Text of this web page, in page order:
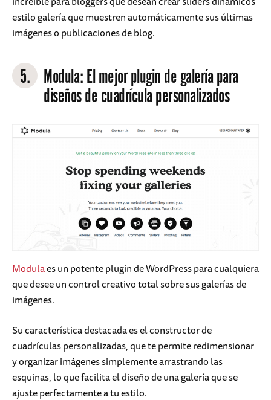
estilo galería que muestren automáticamente sus últimas
imágenes o publicaciones de blog.
5. Modula: El mejor plugin de galería para
diseños de cuadrícula personalizados
Modulaes un potente plugin de WordPress para cualquiera
que desee un control creativo total sobre sus galerías de
imágenes.
Su característica destacada es el constructor de
cuadrículas personalizadas, que te permite redimensionar
y organizar imágenes simplemente arrastrando las
esquinas, lo que facilita el diseño de una galería que se
ajuste perfectamente a tu estilo.